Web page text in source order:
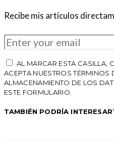
Recibe mis artículos
AL MARCAR ESTA CASILLA,
ACEPTA NUESTROS TÉRMINOS
ALMACENAMIENTO DE LOS
ESTE FORMULARIO.
TAMBIÉN PODRÍA